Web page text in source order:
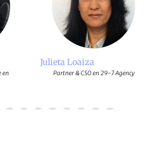
en
Julieta Loaiza
Partner & CSO en 29-7 Agency